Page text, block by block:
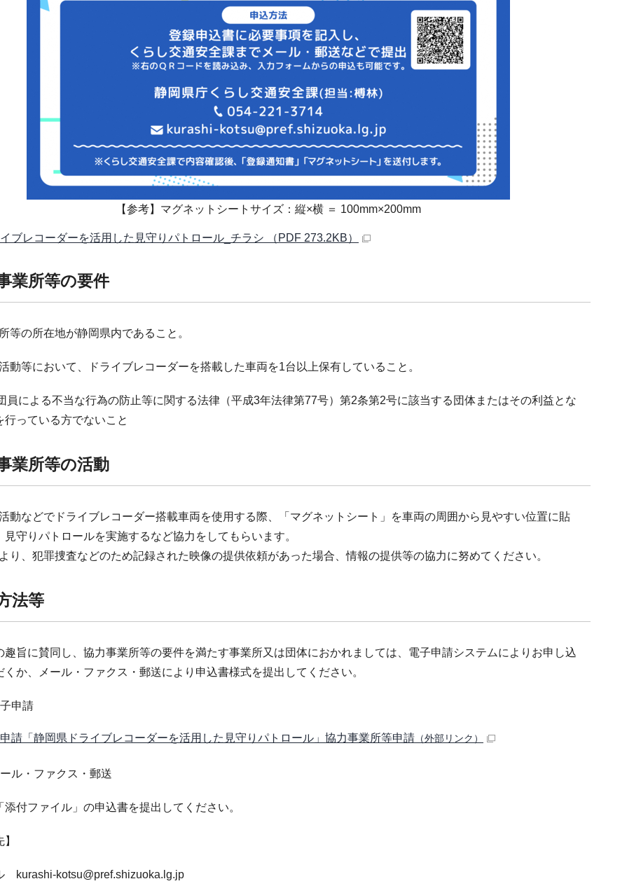
【参考】マグネットシートサイズ：縦×横 ＝ 100mm×200mm
イブレコーダーを活用した見守りパトロール_チラシ （PDF 273.2KB）
業所等の要件
等の所在地が静岡県内であること。
動等において、ドライブレコーダーを搭載した車両を1台以上保有していること。
員による不当な行為の防止等に関する法律（平成3年法律第77号）第2条第2号に該当する団体またはその利益とな
行っている方でないこと
業所等の活動
動などでドライブレコーダー搭載車両を使用する際、「マグネットシート」を車両の周囲から見やすい位置に貼
見守りパトロールを実施するなど協力をしてもらいます。
り、犯罪捜査などのため記録された映像の提供依頼があった場合、情報の提供等の協力に努めてください。
法等
趣旨に賛同し、協力事業所等の要件を満たす事業所又は団体におかれましては、電子申請システムによりお申し込
くか、メール・ファクス・郵送により申込書様式を提出してください。
子申請
請「静岡県ドライブレコーダーを活用した見守りパトロール」協力事業所等申請 （外部リンク）
ール・ファクス・郵送
付ファイル」の申込書を提出してください。
kurashi-kotsu@pref.shizuoka.lg.jp